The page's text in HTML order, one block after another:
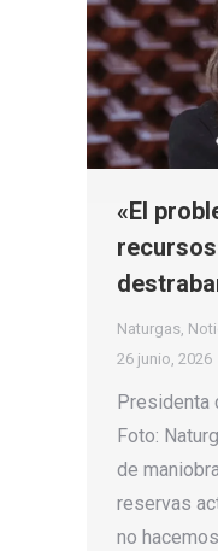
«El
Naturgas,
26 junio, 2026
Presidenta
Foto:
de
reservas
no